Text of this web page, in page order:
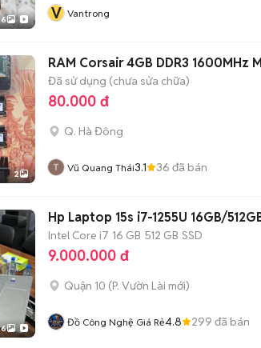
6 V Vantrong
2
RAM Corsair 4GB DDR3 1600MHz
Đã sử dụng (chưa sửa chữa)
80.000 đ
Q. Hà Đông
Vũ Quang Thái3.1 36 đã bán
6
Hp Laptop 15s i7-1255U 16GB/
Intel Core i7 16 GB 512 GB SSD
9.000.000 đ
Quận 10 (P. Vườn Lài mới)
Đồ Công Nghệ Giá Rẻ4.8 299 đã bán